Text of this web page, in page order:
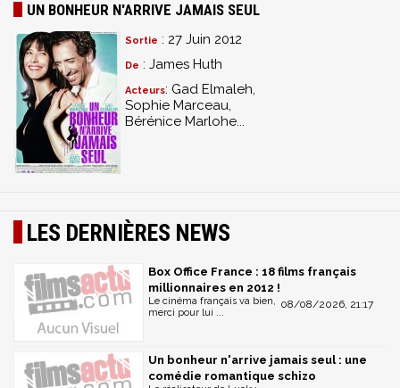
UN BONHEUR N'ARRIVE JAMAIS SEUL
Sortie : 27 Juin 2012
De : James Huth
Acteurs: Gad Elmaleh,
Sophie Marceau,
Bérénice Marlohe...
LES DERNIÈRES NEWS
Box Office France : 18 films français
millionnaires en 2012 !
08/08/2026, 21:17
Le cinéma français va bien,
merci pour lui ...
Un bonheur n'arrive jamais seul : une
comédie romantique schizo